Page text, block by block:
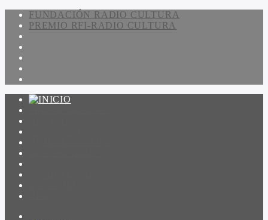
FUNDACIÓN RADIO CULTURA
PREMIO RFI-RADIO CULTURA